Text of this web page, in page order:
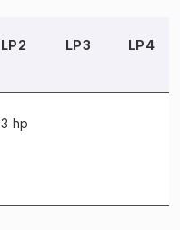
LP2 LP3 LP4
3 hp